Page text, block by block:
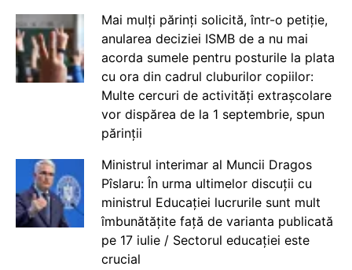
Mai mulți părinți solicită, într-o petiție,
anularea deciziei ISMB de a nu mai
acorda sumele pentru posturile la plata
cu ora din cadrul cluburilor copiilor:
Multe cercuri de activități extrașcolare
vor dispărea de la 1 septembrie, spun
părinții
Ministrul interimar al Muncii Dragos
Pîslaru: În urma ultimelor discuții cu
ministrul Educației lucrurile sunt mult
îmbunătățite față de varianta publicată
pe 17 iulie / Sectorul educației este
crucial